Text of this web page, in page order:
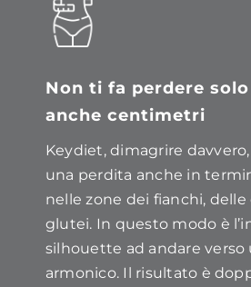
Non ti fa perdere
anche centimetri
Keydiet, dimagrire
una perdita anche in
nelle zone dei fianchi, delle
glutei. In questo modo è
silhouette ad andare verso
armonico. Il risultato è